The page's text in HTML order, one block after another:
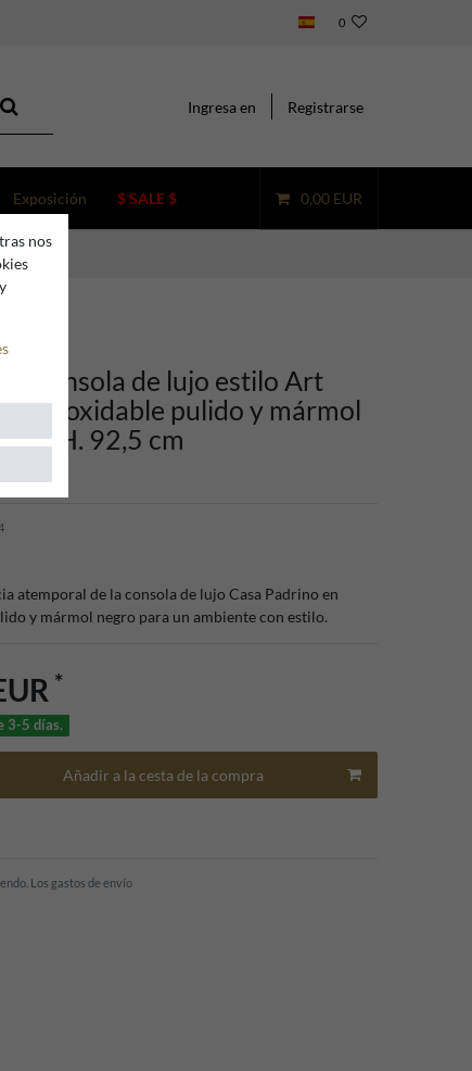
0
Ingresa en Registrarse
Exposición $ SALE $ 0,00 EUR
Consola de lujo estilo Art
inoxidable pulido y mármol
x H. 92,5 cm
atemporal de la consola de lujo Casa Padrino en
y mármol negro para un ambiente con estilo.
*
3-5 días.
Añadir a la cesta de la compra
Los gastos de envío
nos
y